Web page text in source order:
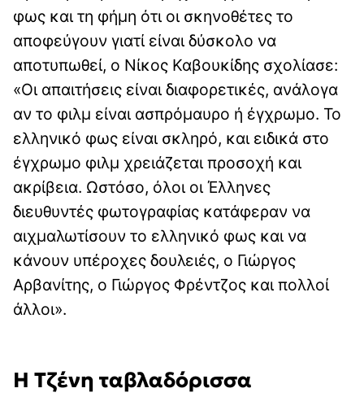
φως και τη φήμη ότι οι σκηνοθέτες το
αποφεύγουν γιατί είναι δύσκολο να
αποτυπωθεί, ο Νίκος Καβουκίδης σχολίασε:
«Οι απαιτήσεις είναι διαφορετικές, ανάλογα
αν το φιλμ είναι ασπρόμαυρο ή έγχρωμο. Το
ελληνικό φως είναι σκληρό, και ειδικά στο
έγχρωμο φιλμ χρειάζεται προσοχή και
ακρίβεια. Ωστόσο, όλοι οι Έλληνες
διευθυντές φωτογραφίας κατάφεραν να
αιχμαλωτίσουν το ελληνικό φως και να
κάνουν υπέροχες δουλειές, ο Γιώργος
Αρβανίτης, ο Γιώργος Φρέντζος και πολλοί
άλλοι».
Η Τζένη ταβλαδόρισσα